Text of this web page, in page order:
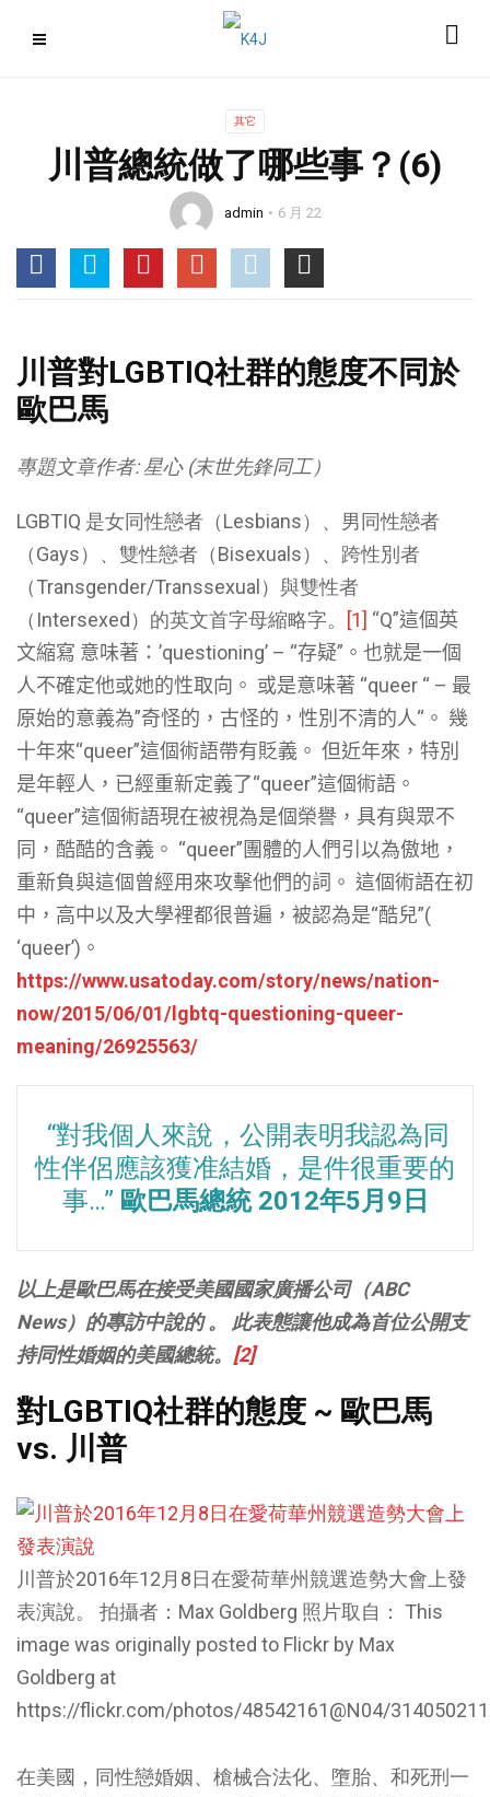
其它
川普總統做了哪些事？(6)
admin 6 月 22
川普對LGBTIQ社群的態度不同於
歐巴馬
專題文章作者: 星心 (末世先鋒同工）
LGBTIQ 是女同性戀者（Lesbians）、男同性戀者
（Gays）、雙性戀者（Bisexuals）、跨性別者
（Transgender/Transsexual）與雙性者
（Intersexed）的英文首字母縮略字。
[1] “Q”這個英
文縮寫 意味著：’questioning’ – “存疑”。也就是一個
人不確定他或她的性取向。 或是意味著 “queer “ – 最
原始的意義為”奇怪的，古怪的，性別不清的人“。 幾
十年來“queer”這個術語帶有貶義。 但近年來，特別
是年輕人，已經重新定義了“queer”這個術語。
“queer”這個術語現在被視為是個榮譽，具有與眾不
同，酷酷的含義。 “queer”團體的人們引以為傲地，
重新負與這個曾經用來攻擊他們的詞。 這個術語在初
中，高中以及大學裡都很普遍，被認為是“酷兒”(
‘queer’)。
https://www.usatoday.com/story/news/nation-
now/2015/06/01/lgbtq-questioning-queer-
meaning/26925563/
“對我個人來說， 公開表明我認為同
性伴侶應該獲准結婚， 是件很重要的
事…” 歐巴馬總統 2012年5月9日
以上是歐巴馬在接受美國國家廣播公司（ABC
News）的專訪中說的 。 此表態讓他成為首位公開支
持同性婚姻的美國總統。 [2]
對LGBTIQ社群的態度 ~ 歐巴馬
vs. 川普
川普於2016年12月8日在愛荷華州競選造勢大會上發
表演說。 拍攝者：Max Goldberg 照片取自： This
image was originally posted to Flickr by Max
Goldberg at
https://flickr.com/photos/48542161@N04/
在美國，同性戀婚姻、槍械合法化、墮胎、和死刑一